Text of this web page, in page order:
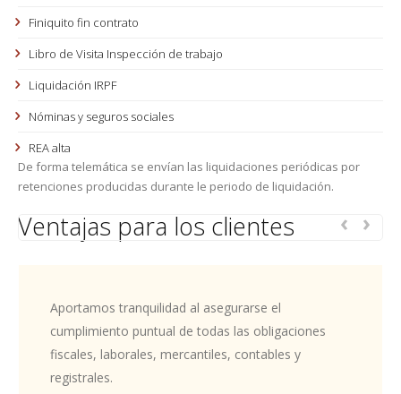
Finiquito fin contrato
Libro de Visita Inspección de trabajo
Liquidación IRPF
Nóminas y seguros sociales
REA alta
De forma telemática se envían las liquidaciones periódicas por
retenciones producidas durante le periodo de liquidación.
Ventajas para los clientes
Aportamos tranquilidad al asegurarse el
cumplimiento puntual de todas las obligaciones
fiscales, laborales, mercantiles, contables y
registrales.
‹ ›